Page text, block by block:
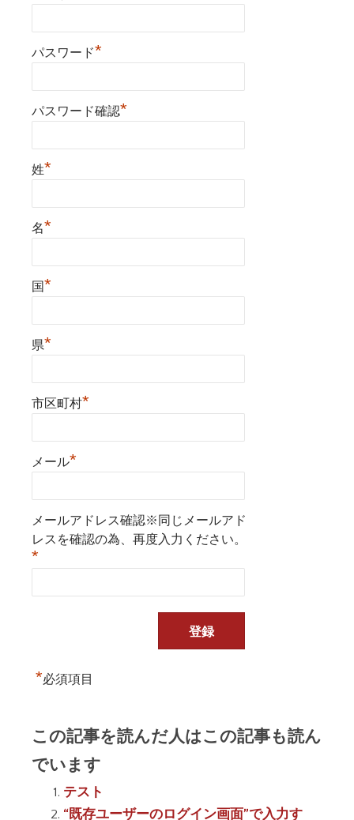
パスワード*
パスワード確認*
姓*
名*
国*
県*
市区町村*
メール*
メールアドレス確認※同じメールアド
レスを確認の為、再度入力ください。
*
*必須項目
この記事を読んだ人はこの記事も読ん
でいます
テスト
“既存ユーザーのログイン画面”で入力す